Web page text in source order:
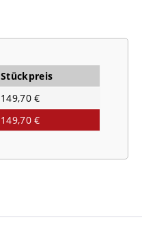
Stückpreis
149,70 €
149,70 €